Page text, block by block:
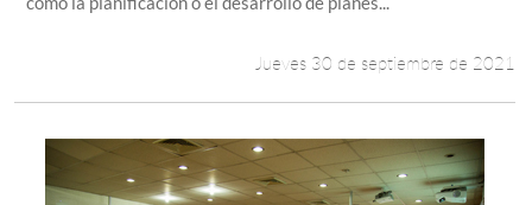
Jueves 30 de septiembre de 2021